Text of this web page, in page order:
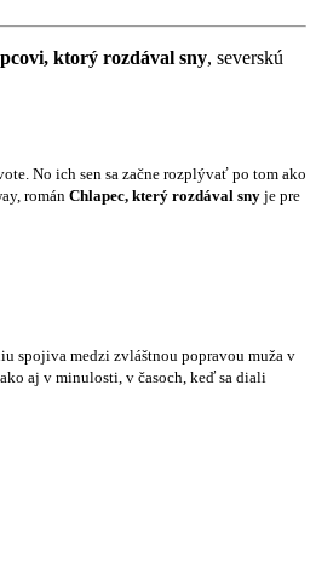
ktorý rozdával sny, severskú
No ich sen sa začne rozplývať po tom ako
román Chlapec, který rozdával sny je pre
spojiva medzi zvláštnou popravou muža v
aj v minulosti, v časoch, keď sa diali